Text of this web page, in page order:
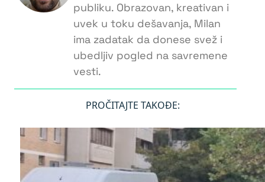
publiku. Obrazovan, kreativan i
uvek u toku dešavanja, Milan
ima zadatak da donese svež i
ubedljiv pogled na savremene
vesti.
PROČITAJTE TAKOĐE: